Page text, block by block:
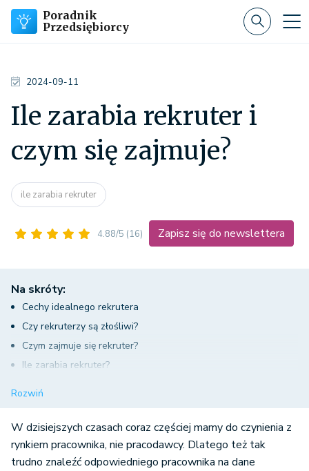
Poradnik
Przedsiębiorcy
2024-09-11
Ile zarabia rekruter i
czym się zajmuje?
ile zarabia rekruter
4.88/5 (16) Zapisz się do newslettera
Na skróty:
Cechy idealnego rekrutera
Czy rekruterzy są złośliwi?
Czym zajmuje się rekruter?
Ile zarabia rekruter?
Rozwiń
W dzisiejszych czasach coraz częściej mamy do czynienia z
rynkiem pracownika, nie pracodawcy. Dlatego też tak
trudno znaleźć odpowiedniego pracownika na dane